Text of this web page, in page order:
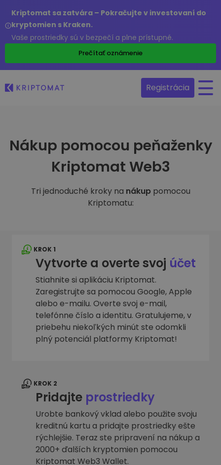
Kriptomat sa zatvára – Pokračujte v investovaní do
kryptomien s Kraken.
Vaše prostriedky sú v bezpečí a plne prístupné.
Prečítať oznámenie
Registrácia
Nákup pomocou peňaženky
Kriptomat Web3
Tri jednoduché kroky na nákup pomocou
Kriptomatu:
KROK 1
Vytvorte a overte svoj účet
Stiahnite si aplikáciu Kriptomat.
Zaregistrujte sa pomocou Google, Apple
alebo e-mailu. Overte svoj e-mail,
telefónne číslo a identitu. Gratulujeme, v
priebehu niekoľkých minút ste odomkli
plný potenciál platformy Kriptomat!
KROK 2
Pridajte prostriedky
Urobte bankový vklad alebo použite svoju
kreditnú kartu a pridajte prostriedky ešte
rýchlejšie. Teraz ste pripravení na nákup a
2000+ ďalších kryptomien pomocou
Kriptomat Web3 Wallet.